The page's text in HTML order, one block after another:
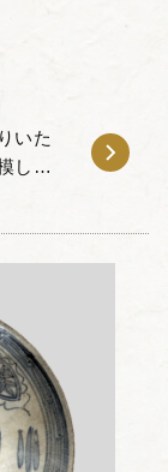
いた
して
られ